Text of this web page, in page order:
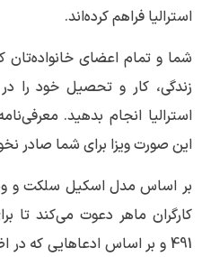
استرالیا فراهم کرده‌اند.
شما و تمام اعضای خانواده‌تان
زندگی، کار و تحصیل خود
استرالیا انجام بدهید.
این صورت ویزا برای شما صادر
کارگران ماهر دعوت می‌کند تا